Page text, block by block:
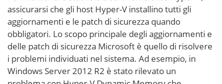
assicurarsi che gli host Hyper-V installino tutti gli
aggiornamenti e le patch di sicurezza quando
obbligatori. Lo scopo principale degli aggiornamenti e
delle patch di sicurezza Microsoft è quello di risolvere
i problemi individuati nel sistema. Ad esempio, in
Windows Server 2012 R2 è stato rilevato un